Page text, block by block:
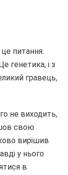
це питання.
генетика, і з
гравець,
не виходить,
свою
вирішив
у нього
в